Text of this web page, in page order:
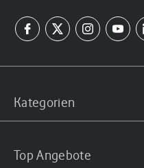
Kategorien
Top Angebote